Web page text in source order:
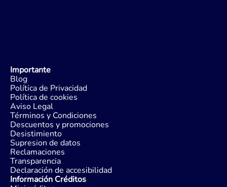
Importante
Blog
Política de Privacidad
Política de cookies
Aviso Legal
Términos y Condiciones
Descuentos y promociones
Desistimiento
Supresion de datos
Reclamaciones
Transparencia
Declaración de accesibilidad
Información Créditos